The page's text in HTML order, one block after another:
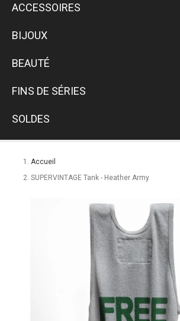
ACCESSOIRES
BIJOUX
BEAUTÉ
FINS DE SÉRIES
SOLDES
Accueil
SUPERVINTAGE Tank - Heather Army